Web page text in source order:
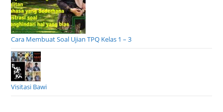
Cara Membuat Soal Ujian TPQ Kelas 1 – 3
Visitasi Bawi